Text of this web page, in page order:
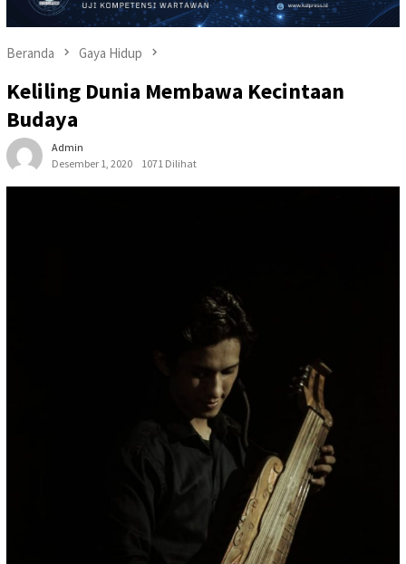
Beranda Gaya Hidup
Keliling Dunia Membawa Kecintaan
Budaya
Admin
Desember 1, 2020
1071 Dilihat